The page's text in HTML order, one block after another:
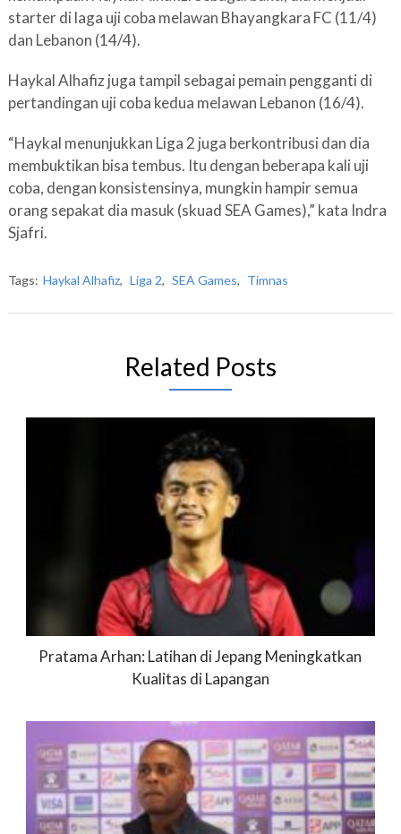
starter di laga uji coba melawan Bhayangkara FC (11/4)
dan Lebanon (14/4).
Haykal Alhafiz juga tampil sebagai pemain pengganti di
pertandingan uji coba kedua melawan Lebanon (16/4).
“Haykal menunjukkan Liga 2 juga berkontribusi dan dia
membuktikan bisa tembus. Itu dengan beberapa kali uji
coba, dengan konsistensinya, mungkin hampir semua
orang sepakat dia masuk (skuad SEA Games),” kata Indra
Sjafri.
Tags: Haykal Alhafiz, Liga 2, SEA Games, Timnas
Related Posts
Pratama Arhan: Latihan di Jepang Meningkatkan
Kualitas di Lapangan